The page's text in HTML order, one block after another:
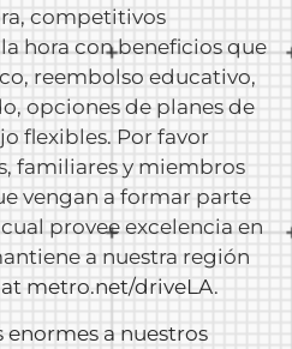
competitivos
hora con beneficios que
reembolso educativo,
opciones de planes de
flexibles. Por favor
familiares y miembros
vengan a formar parte
provee excelencia en
a nuestra región
metro.net/driveLA.
enormes a nuestros